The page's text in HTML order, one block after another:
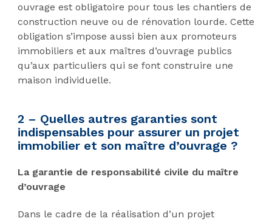
ouvrage est obligatoire pour tous les chantiers de
construction neuve ou de rénovation lourde. Cette
obligation s’impose aussi bien aux promoteurs
immobiliers et aux maîtres d’ouvrage publics
qu’aux particuliers qui se font construire une
maison individuelle.
2 – Quelles autres garanties sont
indispensables pour assurer un projet
immobilier et son maître d’ouvrage ?
La garantie de responsabilité civile du maître
d’ouvrage
Dans le cadre de la réalisation d’un projet